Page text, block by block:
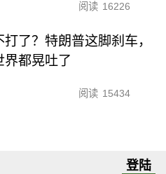
阅读 16226
打了？特朗普这脚刹车，
界都晃吐了
阅读 15434
登陆